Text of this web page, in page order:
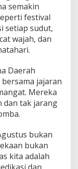
semakin
festival
setiap sudut,
wajah, dan
Daerah
bersama jajaran
Mereka
dan tak jarang
bukan
bukan
kita adalah